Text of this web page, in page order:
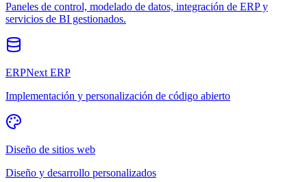
Paneles de control, modelado de datos, integración de ERP y
servicios de BI gestionados.
ERPNext ERP
Implementación y personalización de código abierto
Diseño de sitios web
Diseño y desarrollo personalizados